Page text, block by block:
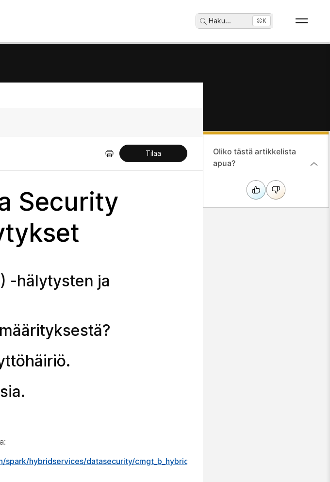
Haku... ⌘K
Tilaa
Security
-hälytysten ja
hybridservices/datasecurity/cmgt_b_hybrid-
Oliko tästä artikkelista
apua?